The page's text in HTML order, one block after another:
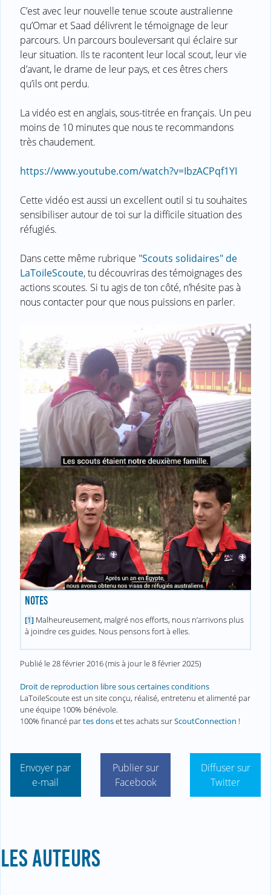
C’est avec leur nouvelle tenue scoute australienne
qu’Omar et Saad délivrent le témoignage de leur
parcours. Un parcours bouleversant qui éclaire sur
leur situation. Ils te racontent leur local scout, leur vie
d’avant, le drame de leur pays, et ces êtres chers
qu’ils ont perdu.
La vidéo est en anglais, sous-titrée en français. Un peu
moins de 10 minutes que nous te recommandons
très chaudement.
https://www.youtube.com/watch?v=IbzACPqf1YI
Cette vidéo est aussi un excellent outil si tu souhaites
sensibiliser autour de toi sur la difficile situation des
réfugiés.
Dans cette même rubrique "Scouts solidaires" de
LaToileScoute, tu découvriras des témoignages des
actions scoutes. Si tu agis de ton côté, n’hésite pas à
nous contacter pour que nous puissions en parler.
NOTES
[1] Malheureusement, malgré nos efforts, nous n’arrivons plus
à joindre ces guides. Nous pensons fort à elles.
Publié le28 février 2016(mis à jour le8 février 2025)
Droit de reproduction libre sous certaines conditions
LaToileScoute est un site conçu, réalisé, entretenu et alimenté par
une équipe 100% bénévole.
100% financé partes donset tes achats surScoutConnection !
Envoyer par
e-mail
Publier sur
Facebook
Diffuser sur
Twitter
LES AUTEURS